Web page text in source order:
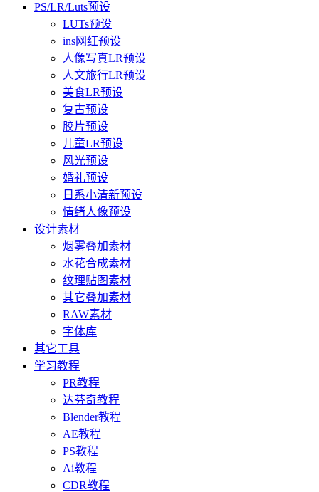
PS/LR/Luts预设
LUTs预设
ins网红预设
人像写真LR预设
人文旅行LR预设
美食LR预设
复古预设
胶片预设
儿童LR预设
风光预设
婚礼预设
日系小清新预设
情绪人像预设
设计素材
烟雾叠加素材
水花合成素材
纹理贴图素材
其它叠加素材
RAW素材
字体库
其它工具
学习教程
PR教程
达芬奇教程
Blender教程
AE教程
PS教程
Ai教程
CDR教程